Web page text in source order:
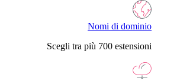
Nomi di dominio
Scegli tra più 700 estensioni